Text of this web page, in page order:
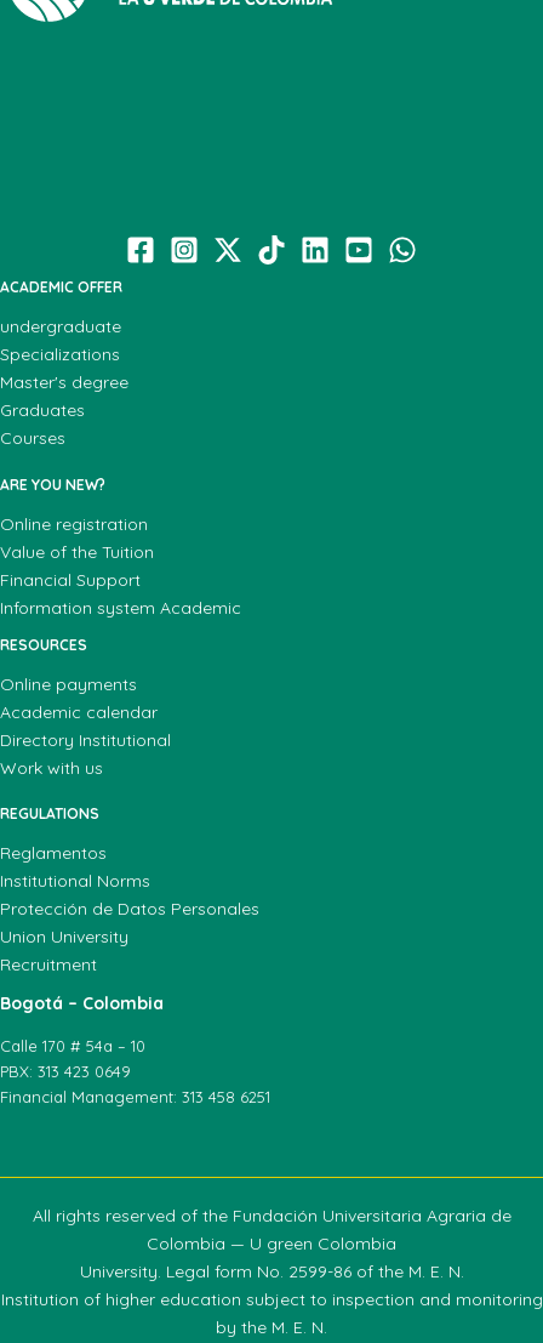
ACADEMIC OFFER
undergraduate
Specializations
Master's degree
Graduates
Courses
ARE YOU NEW?
Online registration
Value of the Tuition
Financial Support
Information system Academic
RESOURCES
Online payments
Academic calendar
Directory Institutional
Work with us
REGULATIONS
Reglamentos
Institutional Norms
Protección de Datos Personales
Union University
Recruitment
Bogotá – Colombia
Calle 170 # 54a – 10
PBX: 313 423 0649
Financial Management: 313 458 6251
All rights reserved of the Fundación Universitaria Agraria de
Colombia — U green Colombia
University. Legal form No. 2599-86 of the M. E. N.
Institution of higher education subject to inspection and monitoring
by the M. E. N.